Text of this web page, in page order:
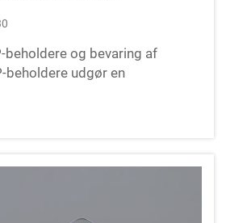
beholdere og bevaring af
beholdere udgør en
inden for
er udviklet til at omdefinere
i alle stadier af